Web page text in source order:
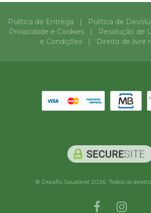
Política de Entrega | Política de
Privacidade e Cookies | Resolução de
e Condições| Direito de livre
© Desafio Saudável 2026. Todos os